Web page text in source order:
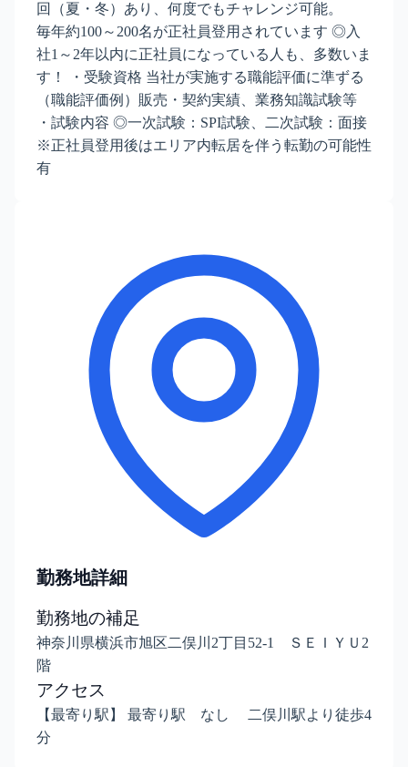
回（夏・冬）あり、何度でもチャレンジ可能。
毎年約100～200名が正社員登用されています ◎入
社1～2年以内に正社員になっている人も、多数いま
す！ ・受験資格 当社が実施する職能評価に準ずる
（職能評価例）販売・契約実績、業務知識試験等
・試験内容 ◎一次試験：SPI試験、二次試験：面接
※正社員登用後はエリア内転居を伴う転勤の可能性
有
勤務地詳細
勤務地の補足
神奈川県横浜市旭区二俣川2丁目52-1 ＳＥＩＹＵ2
階
アクセス
【最寄り駅】 最寄り駅 なし 二俣川駅より徒歩4
分